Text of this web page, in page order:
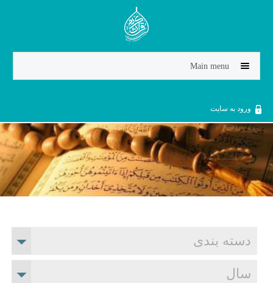
Jump to navigation
Main menu
ورود به سایت